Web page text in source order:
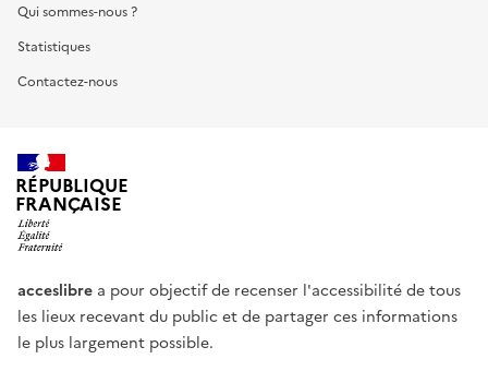
Qui sommes-nous ?
Statistiques
Contactez-nous
RÉPUBLIQUE
FRANÇAISE
acceslibre a pour objectif de recenser l'accessibilité de tous
les lieux recevant du public et de partager ces informations
le plus largement possible.